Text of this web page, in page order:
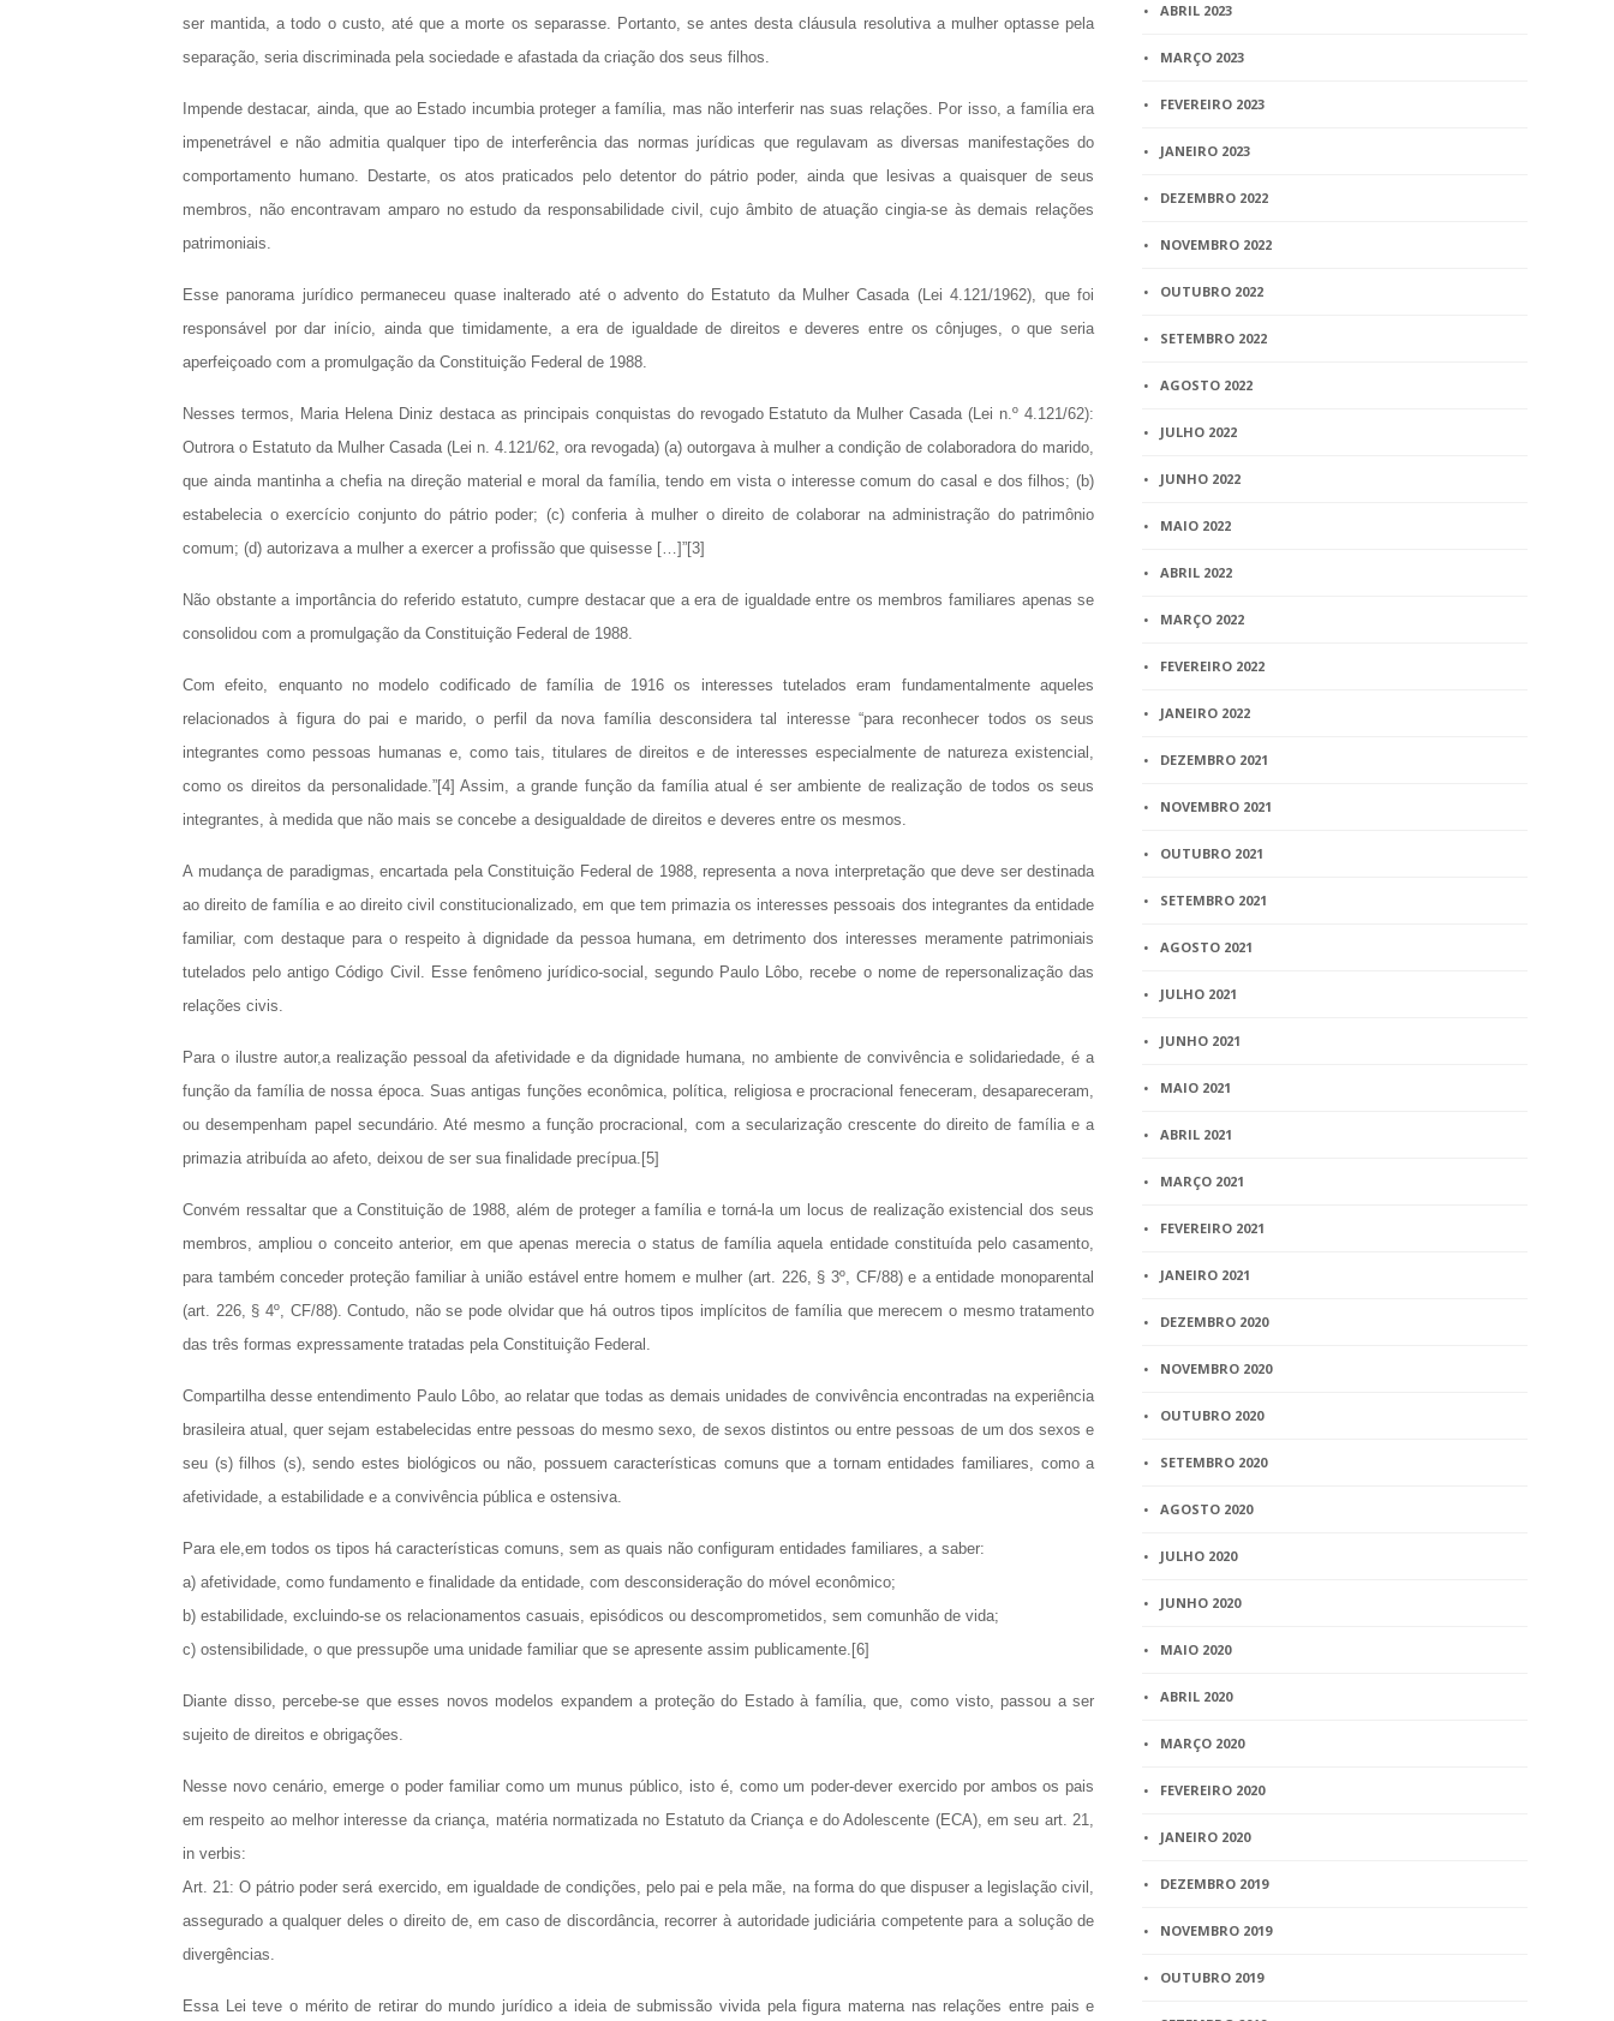
ser mantida, a todo o custo, até que a morte os separasse. Portanto, se antes desta cláusula resolutiva a mulher optasse pela
separação, seria discriminada pela sociedade e afastada da criação dos seus filhos.
Impende destacar, ainda, que ao Estado incumbia proteger a família, mas não interferir nas suas relações. Por isso, a família era
impenetrável e não admitia qualquer tipo de interferência das normas jurídicas que regulavam as diversas manifestações do
comportamento humano. Destarte, os atos praticados pelo detentor do pátrio poder, ainda que lesivas a quaisquer de seus
membros, não encontravam amparo no estudo da responsabilidade civil, cujo âmbito de atuação cingia-se às demais relações
patrimoniais.
Esse panorama jurídico permaneceu quase inalterado até o advento do Estatuto da Mulher Casada (Lei 4.121/1962), que foi
responsável por dar início, ainda que timidamente, a era de igualdade de direitos e deveres entre os cônjuges, o que seria
aperfeiçoado com a promulgação da Constituição Federal de 1988.
Nesses termos, Maria Helena Diniz destaca as principais conquistas do revogado Estatuto da Mulher Casada (Lei n.º 4.121/62):
Outrora o Estatuto da Mulher Casada (Lei n. 4.121/62, ora revogada) (a) outorgava à mulher a condição de colaboradora do marido,
que ainda mantinha a chefia na direção material e moral da família, tendo em vista o interesse comum do casal e dos filhos; (b)
estabelecia o exercício conjunto do pátrio poder; (c) conferia à mulher o direito de colaborar na administração do patrimônio
comum; (d) autorizava a mulher a exercer a profissão que quisesse […]”[3]
Não obstante a importância do referido estatuto, cumpre destacar que a era de igualdade entre os membros familiares apenas se
consolidou com a promulgação da Constituição Federal de 1988.
Com efeito, enquanto no modelo codificado de família de 1916 os interesses tutelados eram fundamentalmente aqueles
relacionados à figura do pai e marido, o perfil da nova família desconsidera tal interesse “para reconhecer todos os seus
integrantes como pessoas humanas e, como tais, titulares de direitos e de interesses especialmente de natureza existencial,
como os direitos da personalidade.”[4] Assim, a grande função da família atual é ser ambiente de realização de todos os seus
integrantes, à medida que não mais se concebe a desigualdade de direitos e deveres entre os mesmos.
A mudança de paradigmas, encartada pela Constituição Federal de 1988, representa a nova interpretação que deve ser destinada
ao direito de família e ao direito civil constitucionalizado, em que tem primazia os interesses pessoais dos integrantes da entidade
familiar, com destaque para o respeito à dignidade da pessoa humana, em detrimento dos interesses meramente patrimoniais
tutelados pelo antigo Código Civil. Esse fenômeno jurídico-social, segundo Paulo Lôbo, recebe o nome de repersonalização das
relações civis.
Para o ilustre autor,a realização pessoal da afetividade e da dignidade humana, no ambiente de convivência e solidariedade, é a
função da família de nossa época. Suas antigas funções econômica, política, religiosa e procracional feneceram, desapareceram,
ou desempenham papel secundário. Até mesmo a função procracional, com a secularização crescente do direito de família e a
primazia atribuída ao afeto, deixou de ser sua finalidade precípua.[5]
Convém ressaltar que a Constituição de 1988, além de proteger a família e torná-la um locus de realização existencial dos seus
membros, ampliou o conceito anterior, em que apenas merecia o status de família aquela entidade constituída pelo casamento,
para também conceder proteção familiar à união estável entre homem e mulher (art. 226, § 3º, CF/88) e a entidade monoparental
(art. 226, § 4º, CF/88). Contudo, não se pode olvidar que há outros tipos implícitos de família que merecem o mesmo tratamento
das três formas expressamente tratadas pela Constituição Federal.
Compartilha desse entendimento Paulo Lôbo, ao relatar que todas as demais unidades de convivência encontradas na experiência
brasileira atual, quer sejam estabelecidas entre pessoas do mesmo sexo, de sexos distintos ou entre pessoas de um dos sexos e
seu (s) filhos (s), sendo estes biológicos ou não, possuem características comuns que a tornam entidades familiares, como a
afetividade, a estabilidade e a convivência pública e ostensiva.
Para ele,em todos os tipos há características comuns, sem as quais não configuram entidades familiares, a saber:
a) afetividade, como fundamento e finalidade da entidade, com desconsideração do móvel econômico;
b) estabilidade, excluindo-se os relacionamentos casuais, episódicos ou descomprometidos, sem comunhão de vida;
c) ostensibilidade, o que pressupõe uma unidade familiar que se apresente assim publicamente.[6]
Diante disso, percebe-se que esses novos modelos expandem a proteção do Estado à família, que, como visto, passou a ser
sujeito de direitos e obrigações.
Nesse novo cenário, emerge o poder familiar como um munus público, isto é, como um poder-dever exercido por ambos os pais
em respeito ao melhor interesse da criança, matéria normatizada no Estatuto da Criança e do Adolescente (ECA), em seu art. 21,
in verbis:
Art. 21: O pátrio poder será exercido, em igualdade de condições, pelo pai e pela mãe, na forma do que dispuser a legislação civil,
assegurado a qualquer deles o direito de, em caso de discordância, recorrer à autoridade judiciária competente para a solução de
divergências.
Essa Lei teve o mérito de retirar do mundo jurídico a ideia de submissão vivida pela figura materna nas relações entre pais e
ABRIL 2023
MARÇO 2023
FEVEREIRO 2023
JANEIRO 2023
DEZEMBRO 2022
NOVEMBRO 2022
OUTUBRO 2022
SETEMBRO 2022
AGOSTO 2022
JULHO 2022
JUNHO 2022
MAIO 2022
ABRIL 2022
MARÇO 2022
FEVEREIRO 2022
JANEIRO 2022
DEZEMBRO 2021
NOVEMBRO 2021
OUTUBRO 2021
SETEMBRO 2021
AGOSTO 2021
JULHO 2021
JUNHO 2021
MAIO 2021
ABRIL 2021
MARÇO 2021
FEVEREIRO 2021
JANEIRO 2021
DEZEMBRO 2020
NOVEMBRO 2020
OUTUBRO 2020
SETEMBRO 2020
AGOSTO 2020
JULHO 2020
JUNHO 2020
MAIO 2020
ABRIL 2020
MARÇO 2020
FEVEREIRO 2020
JANEIRO 2020
DEZEMBRO 2019
NOVEMBRO 2019
OUTUBRO 2019